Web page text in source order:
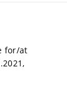
for/at